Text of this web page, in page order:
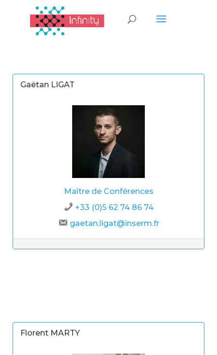
Gaëtan LIGAT
Maître de Conférences
+33 (0)5 62 74 86 74
gaetan.ligat@inserm.fr
Florent MARTY